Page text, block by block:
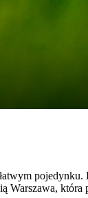
która